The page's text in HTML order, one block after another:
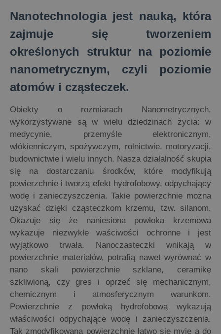
Nanotechnologia jest nauką, która
zajmuje się tworzeniem
określonych struktur na poziomie
nanometrycznym, czyli poziomie
atomów i cząsteczek.
Obiekty o rozmiarach Nanometrycznych,
wykorzystywane są w wielu dziedzinach życia: w
medycynie, przemyśle elektronicznym,
włókienniczym, spożywczym, rolnictwie, motoryzacji,
budownictwie i wielu innych. Nasza działalność skupia
się na dostarczaniu środków, które modyfikują
powierzchnie i tworzą efekt hydrofobowy, odpychający
wodę i zanieczyszczenia. Takie powierzchnie można
uzyskać dzięki cząsteczkom krzemu, tzw. silanom.
Okazuje się że naniesiona powłoka krzemowa
wykazuje niezwykłe waściwości ochronne i jest
wyjątkowo trwała. Nanoczasteczki wnikają w
powierzchnie materiałów, potrafią nawet wyrównać w
nano skali powierzchnie szklane, ceramikę
szkliwioną, czy gres i oprzeć się mechanicznym,
chemicznym i atmosferycznym warunkom.
Powierzchnie z powłoką hydrofobową wykazują
właściwości odpychające wodę i zanieczyszczenia.
Tak zmodyfikowana powierzchnie łatwo się myje a do